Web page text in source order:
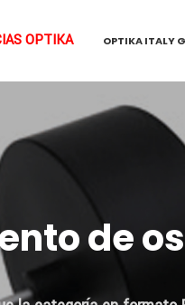
OPTIKA OPTIKA ITALY
de